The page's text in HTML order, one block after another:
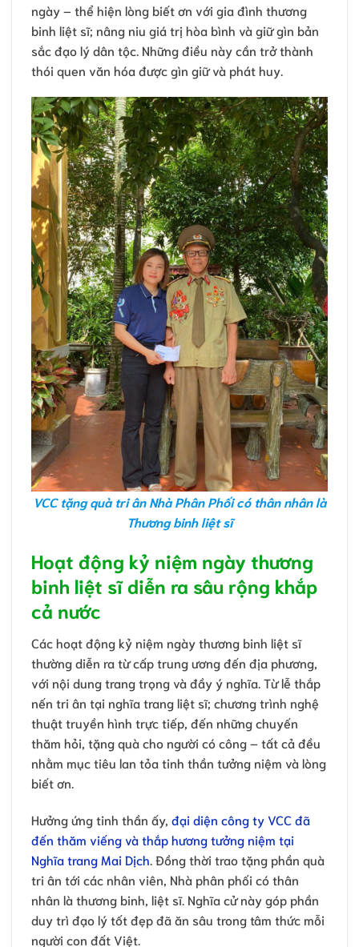
ngày – thể hiện lòng biết ơn với gia đình thương
binh liệt sĩ; nâng niu giá trị hòa bình và giữ gìn bản
sắc đạo lý dân tộc. Những điều này cần trở thành
thói quen văn hóa được gìn giữ và phát huy.
VCC tặng quà tri ân Nhà Phân Phối có thân nhân là
Thương binh liệt sĩ
Hoạt động kỷ niệm ngày thương
binh liệt sĩ diễn ra sâu rộng khắp
cả nước
Các hoạt động kỷ niệm ngày thương binh liệt sĩ
thường diễn ra từ cấp trung ương đến địa phương,
với nội dung trang trọng và đầy ý nghĩa. Từ lễ thắp
nến tri ân tại nghĩa trang liệt sĩ; chương trình nghệ
thuật truyền hình trực tiếp, đến những chuyến
thăm hỏi, tặng quà cho người có công – tất cả đều
nhằm mục tiêu lan tỏa tinh thần tưởng niệm và lòng
biết ơn.
Hưởng ứng tinh thần ấy, đại diện công ty VCC đã
đến thăm viếng và thắp hương tưởng niệm tại
Nghĩa trang Mai Dịch . Đồng thời trao tặng phần quà
tri ân tới các nhân viên, Nhà phân phối có thân
nhân là thương binh, liệt sĩ. Nghĩa cử này góp phần
duy trì đạo lý tốt đẹp đã ăn sâu trong tâm thức mỗi
người con đất Việt.